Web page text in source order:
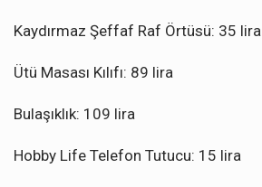
Kaydırmaz Şeffaf Raf Örtüsü: 35 lira
Ütü Masası Kılıfı: 89 lira
Bulaşıklık: 109 lira
Hobby Life Telefon Tutucu: 15 lira